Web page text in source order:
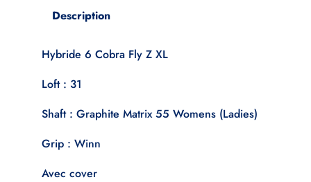
Description
Hybride 6 Cobra Fly Z XL
Loft : 31
Shaft : Graphite Matrix 55 Womens (Ladies)
Grip : Winn
Avec cover